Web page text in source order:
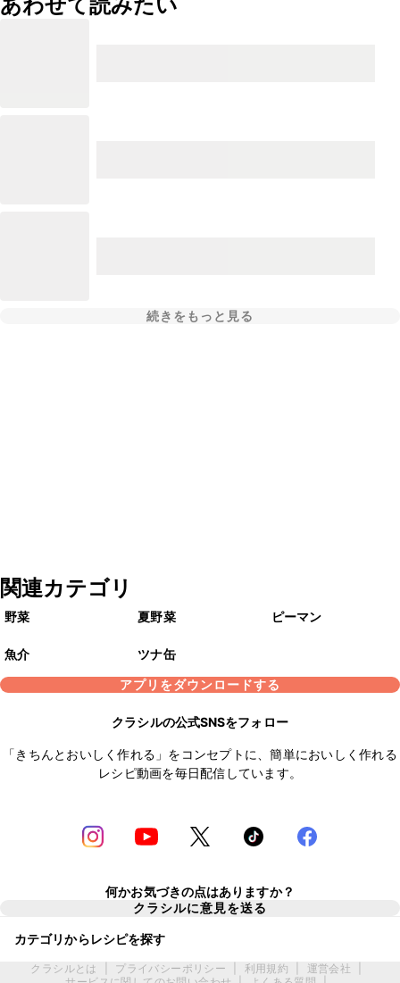
続きをもっと見る
関連カテゴリ
野菜 夏野菜 ピーマン
魚介
ツナ缶
アプリをダウンロードする
クラシルの公式SNSをフォロー
「きちんとおいしく作れる」をコンセプトに、簡単においしく作れる
レシピ動画を毎日配信しています。
何かお気づきの点はありますか？
クラシルに意見を送る
カテゴリからレシピを探す
クラシルとは プライバシーポリシー 利用規約 運営会社